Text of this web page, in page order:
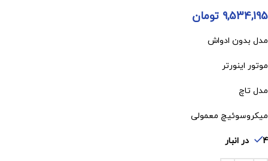
9,534,195 تومان
مدل بدون ادواش
موتور اینورتر
مدل تاچ
میکروسوئیچ معمولی
4 در انبار